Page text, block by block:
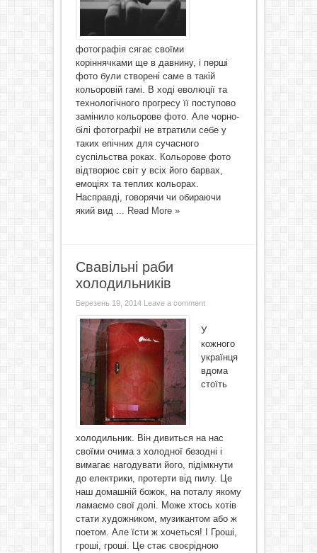
фотографія сягає своїми
коріннячками ще в давнину, і перші
фото були створені саме в такій
кольоровій гамі. В ході еволюції та
технологічного прогресу її поступово
замінило кольорове фото. Але чорно-
білі фотографії не втратили себе у
таких епічних для сучасного
суспільства роках. Кольорове фото
відтворює світ у всіх його барвах,
емоціях та теплих кольорах.
Насправді, говорячи чи обираючи
який вид ... Read More »
Свавільні раби
холодильників
Березень 19, 2014 Leave a comment
У
кожного
українця
вдома
стоїть
холодильник. Він дивиться на нас
своїми очима з холодної безодні і
вимагає нагодувати його, підімкнути
до електрики, протерти від пилу. Це
наш домашній божок, на поталу якому
ламаємо свої долі. Може хтось хотів
стати художником, музикантом або ж
поетом. Але їсти ж хочеться! І Гроші,
гроші, гроші. Це стає своєрідною